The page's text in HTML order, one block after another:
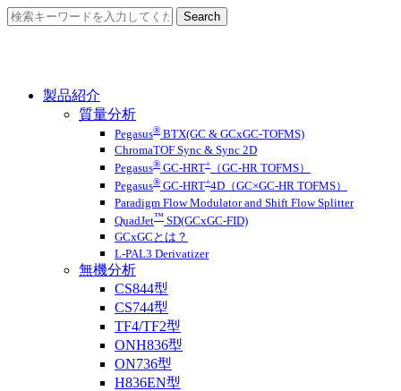
製品紹介
質量分析
Pegasus® BTX(GC & GCxGC-TOFMS)
ChromaTOF Sync & Sync 2D
Pegasus® GC-HRT+
（GC-HR TOFMS）
Pegasus® GC-HRT+4D（GC×GC-HR TOFMS）
Paradigm Flow Modulator and Shift Flow Splitter
QuadJet™ SD(GCxGC-FID)
GCxGCとは？
L-PAL3 Derivatizer
無機分析
CS844型
CS744型
TF4/TF2型
ONH836型
ON736型
H836EN型